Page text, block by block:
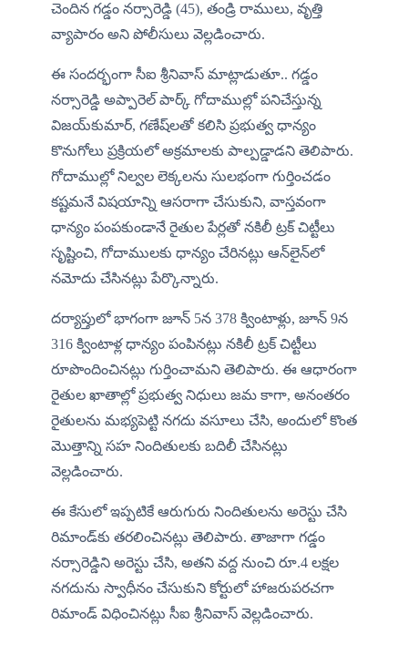
చెందిన గడ్డం నర్సారెడ్డి (45), తండ్రి రాములు, వృత్తి
వ్యాపారం అని పోలీసులు వెల్లడించారు.
ఈ సందర్భంగా సీఐ శ్రీనివాస్ మాట్లాడుతూ.. గడ్డం
నర్సారెడ్డి అప్పారెల్ పార్క్ గోదాముల్లో పనిచేస్తున్న
విజయ్‌కుమార్, గణేష్‌లతో కలిసి ప్రభుత్వ ధాన్యం
కొనుగోలు ప్రక్రియలో అక్రమాలకు పాల్పడ్డాడని తెలిపారు.
గోదాముల్లో నిల్వల లెక్కలను సులభంగా గుర్తించడం
కష్టమనే విషయాన్ని ఆసరాగా చేసుకుని, వాస్తవంగా
ధాన్యం పంపకుండానే రైతుల పేర్లతో నకిలీ ట్రక్ చిట్టీలు
సృష్టించి, గోదాములకు ధాన్యం చేరినట్లు ఆన్‌లైన్‌లో
నమోదు చేసినట్లు పేర్కొన్నారు.
దర్యాప్తులో భాగంగా జూన్ 5న 378 క్వింటాళ్లు, జూన్ 9న
316 క్వింటాళ్ల ధాన్యం పంపినట్లు నకిలీ ట్రక్ చిట్టీలు
రూపొందించినట్లు గుర్తించామని తెలిపారు. ఈ ఆధారంగా
రైతుల ఖాతాల్లో ప్రభుత్వ నిధులు జమ కాగా, అనంతరం
రైతులను మభ్యపెట్టి నగదు వసూలు చేసి, అందులో కొంత
మొత్తాన్ని సహ నిందితులకు బదిలీ చేసినట్లు
వెల్లడించారు.
ఈ కేసులో ఇప్పటికే ఆరుగురు నిందితులను అరెస్టు చేసి
రిమాండ్‌కు తరలించినట్లు తెలిపారు. తాజాగా గడ్డం
నర్సారెడ్డిని అరెస్టు చేసి, అతని వద్ద నుంచి రూ.4 లక్షల
నగదును స్వాధీనం చేసుకుని కోర్టులో హాజరుపరచగా
రిమాండ్ విధించినట్లు సీఐ శ్రీనివాస్ వెల్లడించారు.